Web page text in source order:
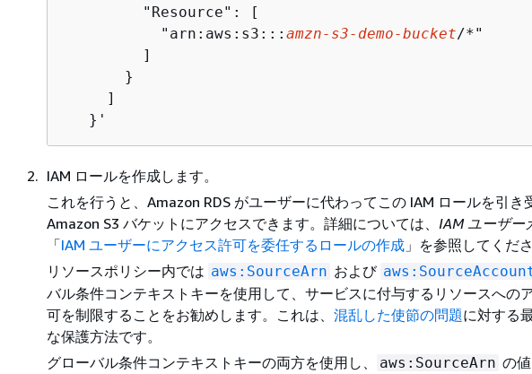
         "Resource": [
           "arn:aws:s3:::
amzn-s3-demo-bucket/*"
         ]
       }
     ]
   }'
IAM ロールを作成します。
これを行うと、 Amazon RDS がユーザーに代わってこの IAM ロールを引き
Amazon S3 バケットにアクセスできます。詳細については、 IAM ユーザー
「IAM ユーザーにアクセス許可を委任するロールの作成 」を参照してくださ
リソースポリシー内では aws:SourceArn および
バル条件コンテキストキーを使用して、サービスに付与するリソースへの
可を制限することをお勧めします。これは、 混乱した使節の問題に対する
な保護方法です。
グローバル条件コンテキストキーの両方を使用し、
aws:SourceArn の